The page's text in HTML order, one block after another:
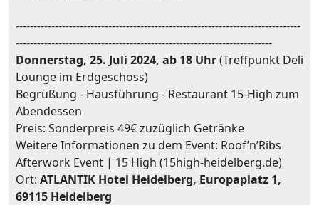
--------------------------------------------------------------------------------
------------------------------------------------------------------------
Donnerstag, 25. Juli 2024, ab 18 Uhr(Treffpunkt Deli
Lounge im Erdgeschoss)
Begrüßung - Hausführung - Restaurant 15-High zum
Abendessen
Preis: Sonderpreis 49€ zuzüglich Getränke
Weitere Informationen zu dem Event: Roof’n’Ribs
Afterwork Event | 15 High (15high-heidelberg.de)
Ort: ATLANTIK Hotel Heidelberg, Europaplatz 1,
69115 Heidelberg